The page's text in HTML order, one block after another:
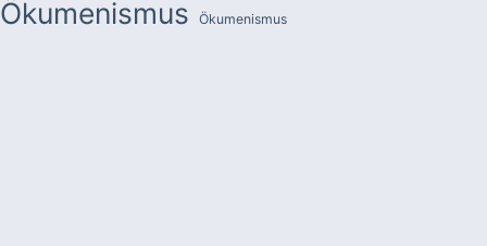
Ökumenismus Ökumenismus